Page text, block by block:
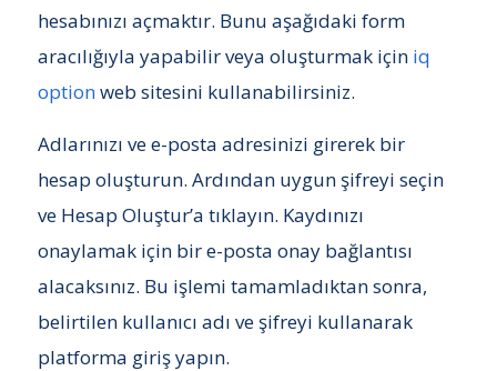
hesabınızı açmaktır. Bunu aşağıdaki form
aracılığıyla yapabilir veya oluşturmak için iq
optionweb sitesini kullanabilirsiniz.
Adlarınızı ve e-posta adresinizi girerek bir
hesap oluşturun. Ardından uygun şifreyi seçin
ve Hesap Oluştur’a tıklayın. Kaydınızı
onaylamak için bir e-posta onay bağlantısı
alacaksınız. Bu işlemi tamamladıktan sonra,
belirtilen kullanıcı adı ve şifreyi kullanarak
platforma giriş yapın.